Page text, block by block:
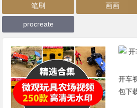
笔刷 画画
procreate
开车视角各种车型视频素材打
包下载（38G）